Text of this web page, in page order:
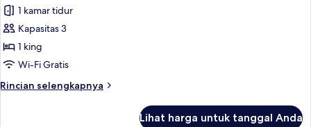
untuk
Kamar
Standar
1 kamar tidur
Kapasitas 3
1 king
Wi-Fi Gratis
Rincian selengkapnya
Rincian
Lihat harga untuk tanggal Anda